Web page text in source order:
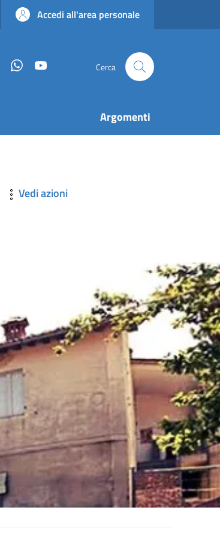
Accedi all'area personale
InstagramWhatsApp Cerca
Argomenti
Vedi azioni